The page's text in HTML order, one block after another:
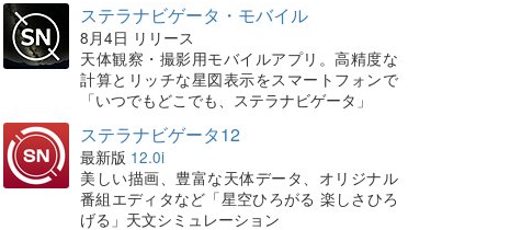
ステラナビゲータ・モバイル
8月4日 リリース
天体観察・撮影用モバイルアプリ。高精度な
計算とリッチな星図表示をスマートフォンで
「いつでもどこでも、ステラナビゲータ」
ステラナビゲータ12
最新版 12.0i
美しい描画、豊富な天体データ、オリジナル
番組エディタなど「星空ひろがる 楽しさひろ
げる」天文シミュレーション